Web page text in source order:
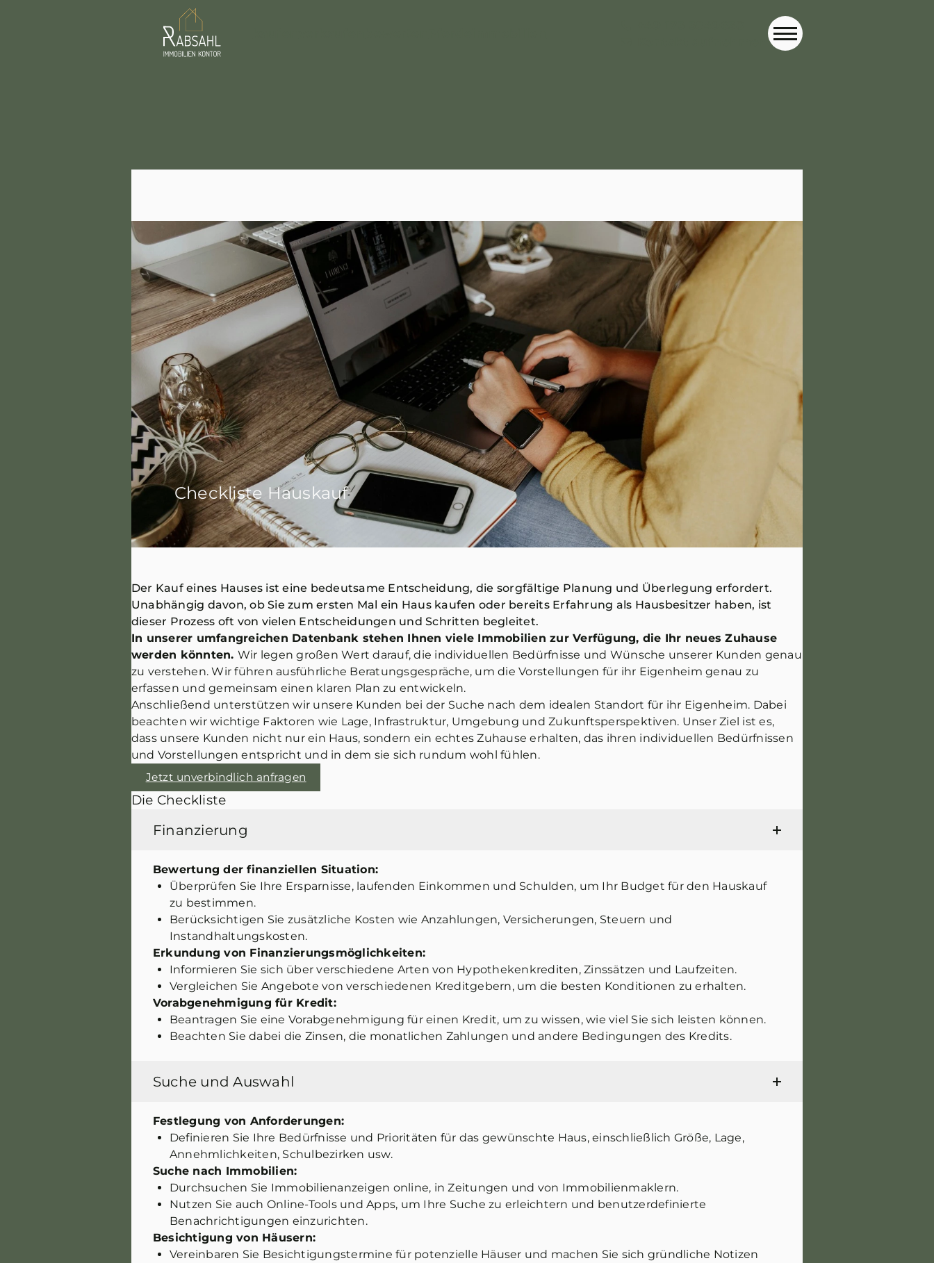
Kontakt aufnehmen
Checkliste Hauskauf
Der Kauf eines Hauses ist eine bedeutsame Entscheidung, die sorgfältige Planung und Überlegung erfordert.
Unabhängig davon, ob Sie zum ersten Mal ein Haus kaufen oder bereits Erfahrung als Hausbesitzer haben, ist
dieser Prozess oft von vielen Entscheidungen und Schritten begleitet.
In unserer umfangreichen Datenbank stehen Ihnen viele Immobilien zur Verfügung, die Ihr neues Zuhause
werden könnten. Wir legen großen Wert darauf, die individuellen Bedürfnisse und Wünsche unserer Kunden genau
zu verstehen. Wir führen ausführliche Beratungsgespräche, um die Vorstellungen für ihr Eigenheim genau zu
erfassen und gemeinsam einen klaren Plan zu entwickeln.
Anschließend unterstützen wir unsere Kunden bei der Suche nach dem idealen Standort für ihr Eigenheim. Dabei
beachten wir wichtige Faktoren wie Lage, Infrastruktur, Umgebung und Zukunftsperspektiven. Unser Ziel ist es,
dass unsere Kunden nicht nur ein Haus, sondern ein echtes Zuhause erhalten, das ihren individuellen Bedürfnissen
und Vorstellungen entspricht und in dem sie sich rundum wohl fühlen.
Jetzt unverbindlich anfragen
Die Checkliste
Finanzierung
Bewertung der finanziellen Situation:
Überprüfen Sie Ihre Ersparnisse, laufenden Einkommen und Schulden, um Ihr Budget für den Hauskauf
zu bestimmen.
Berücksichtigen Sie zusätzliche Kosten wie Anzahlungen, Versicherungen, Steuern und
Instandhaltungskosten.
Erkundung von Finanzierungsmöglichkeiten:
Informieren Sie sich über verschiedene Arten von Hypothekenkrediten, Zinssätzen und Laufzeiten.
Vergleichen Sie Angebote von verschiedenen Kreditgebern, um die besten Konditionen zu erhalten.
Vorabgenehmigung für Kredit:
Beantragen Sie eine Vorabgenehmigung für einen Kredit, um zu wissen, wie viel Sie sich leisten können.
Beachten Sie dabei die Zinsen, die monatlichen Zahlungen und andere Bedingungen des Kredits.
Suche und Auswahl
Festlegung von Anforderungen:
Definieren Sie Ihre Bedürfnisse und Prioritäten für das gewünschte Haus, einschließlich Größe, Lage,
Annehmlichkeiten, Schulbezirken usw.
Suche nach Immobilien:
Durchsuchen Sie Immobilienanzeigen online, in Zeitungen und von Immobilienmaklern.
Nutzen Sie auch Online-Tools und Apps, um Ihre Suche zu erleichtern und benutzerdefinierte
Benachrichtigungen einzurichten.
Besichtigung von Häusern:
Vereinbaren Sie Besichtigungstermine für potenzielle Häuser und machen Sie sich gründliche Notizen